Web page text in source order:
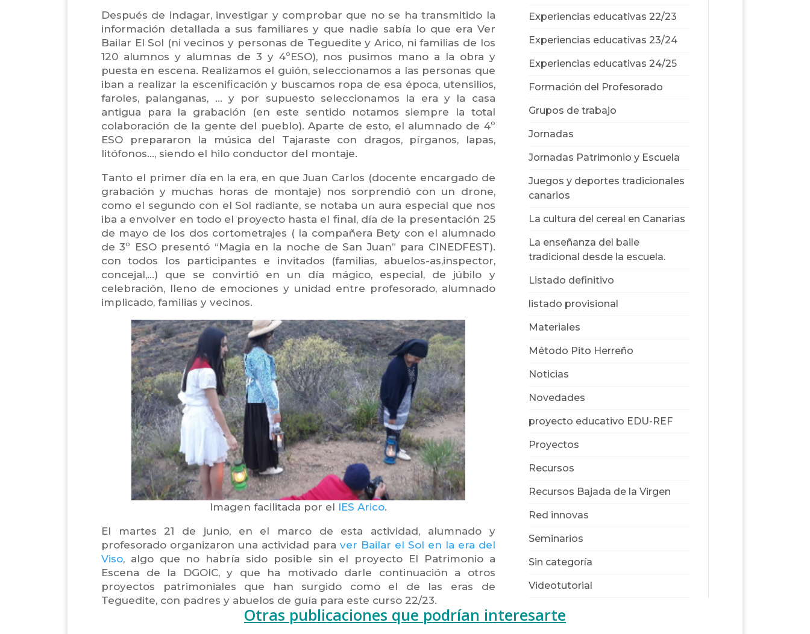
Después de indagar, investigar y comprobar que no se ha transmitido la
información detallada a sus familiares y que nadie sabía lo que era Ver
Bailar El Sol (ni vecinos y personas de Teguedite y Arico, ni familias de los
120 alumnos y alumnas de 3 y 4ºESO), nos pusimos mano a la obra y
puesta en escena. Realizamos el guión, seleccionamos a las personas que
iban a realizar la escenificación y buscamos ropa de esa época, utensilios,
faroles, palanganas, … y por supuesto seleccionamos la era y la casa
antigua para la grabación (en este sentido notamos siempre la total
colaboración de la gente del pueblo). Aparte de esto, el alumnado de 4º
ESO prepararon la música del Tajaraste con dragos, pírganos, lapas,
litófonos…, siendo el hilo conductor del montaje.
Tanto el primer día en la era, en que Juan Carlos (docente encargado de
grabación y muchas horas de montaje) nos sorprendió con un drone,
como el segundo con el Sol radiante, se notaba un aura especial que nos
iba a envolver en todo el proyecto hasta el final, día de la presentación 25
de mayo de los dos cortometrajes ( la compañera Bety con el alumnado
de 3º ESO presentó “Magia en la noche de San Juan” para CINEDFEST).
con todos los participantes e invitados (familias, abuelos-as,inspector,
concejal,…) que se convirtió en un día mágico, especial, de júbilo y
celebración, lleno de emociones y unidad entre profesorado, alumnado
implicado, familias y vecinos.
Imagen facilitada por el IES Arico.
El martes 21 de junio, en el marco de esta actividad, alumnado y
profesorado organizaron una actividad para ver Bailar el Sol en la era del
Viso, algo que no habría sido posible sin el proyecto El Patrimonio a
Escena de la DGOIC, y que ha motivado darle continuación a otros
proyectos patrimoniales que han surgido como el de las eras de
Teguedite, con padres y abuelos de guía para este curso 22/23.
Experiencias educativas 22/23
Experiencias educativas 23/24
Experiencias educativas 24/25
Formación del Profesorado
Grupos de trabajo
Jornadas
Jornadas Patrimonio y Escuela
Juegos y deportes tradicionales
canarios
La cultura del cereal en Canarias
La enseñanza del baile
tradicional desde la escuela.
Listado definitivo
listado provisional
Materiales
Método Pito Herreño
Noticias
Novedades
proyecto educativo EDU-REF
Proyectos
Recursos
Recursos Bajada de la Virgen
Red innovas
Seminarios
Sin categoría
Videotutorial
Otras publicaciones que podrían interesarte